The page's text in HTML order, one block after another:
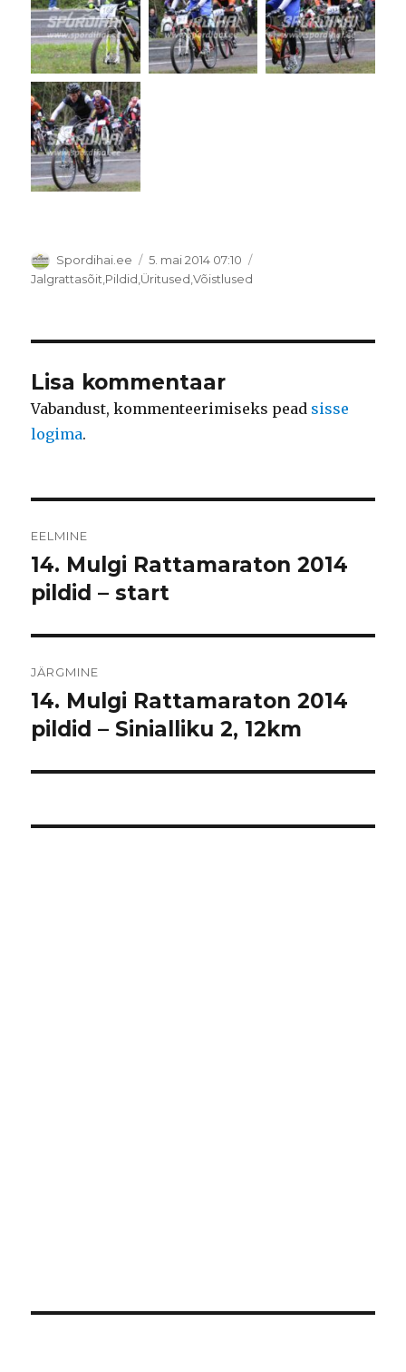
Autor
Spordihai.ee Postitatud
5. mai 2014 07:10
Rubriigid
Jalgrattasõit Pildid Üritused ,Võistlused
Lisa kommentaar
Vabandust, kommenteerimiseks pead sisse
logima.
EELMINE
Eelmine
postitus:
14. Mulgi Rattamaraton 2014
pildid – start
JÄRGMINE
Järgmine
postitus:
14. Mulgi Rattamaraton 2014
pildid – Sinialliku 2, 12km